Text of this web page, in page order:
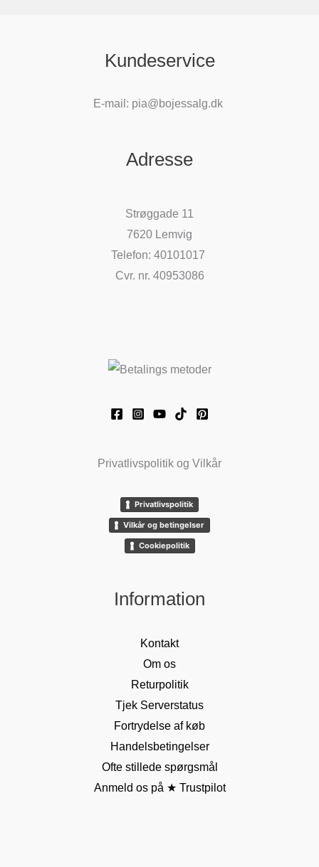
Kundeservice
E-mail: pia@bojessalg.dk
Adresse
Strøggade 11
7620 Lemvig
Telefon: 40101017
Cvr. nr. 40953086
Privatlivspolitik og Vilkår
Privatlivspolitik
Vilkår og betingelser
Cookiepolitik
Information
Kontakt
Om os
Returpolitik
Tjek Serverstatus
Fortrydelse af køb
Handelsbetingelser
Ofte stillede spørgsmål
Anmeld os på ★ Trustpilot